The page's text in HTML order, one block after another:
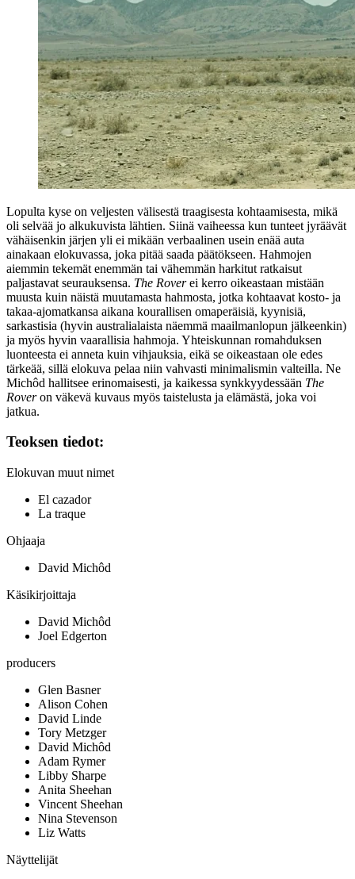
Lopulta kyse on veljesten välisestä traagisesta kohtaamisesta, mikä
oli selvää jo alkukuvista lähtien. Siinä vaiheessa kun tunteet jyräävät
vähäisenkin järjen yli ei mikään verbaalinen usein enää auta
ainakaan elokuvassa, joka pitää saada päätökseen. Hahmojen
aiemmin tekemät enemmän tai vähemmän harkitut ratkaisut
paljastavat seurauksensa. The Roverei kerro oikeastaan mistään
muusta kuin näistä muutamasta hahmosta, jotka kohtaavat kosto‑ ja
takaa-ajomatkansa aikana kourallisen omaperäisiä, kyynisiä,
sarkastisia (hyvin australialaista näemmä maailmanlopun jälkeenkin)
ja myös hyvin vaarallisia hahmoja. Yhteiskunnan romahduksen
luonteesta ei anneta kuin vihjauksia, eikä se oikeastaan ole edes
tärkeää, sillä elokuva pelaa niin vahvasti minimalismin valteilla. Ne
Michôd hallitsee erinomaisesti, ja kaikessa synkkyydessään The
Roveron väkevä kuvaus myös taistelusta ja elämästä, joka voi
jatkua.
Teoksen tiedot:
Elokuvan muut nimet
El cazador
La traque
Ohjaaja
David Michôd
Käsikirjoittaja
David Michôd
Joel Edgerton
producers
Glen Basner
Alison Cohen
David Linde
Tory Metzger
David Michôd
Adam Rymer
Libby Sharpe
Anita Sheehan
Vincent Sheehan
Nina Stevenson
Liz Watts
Näyttelijät